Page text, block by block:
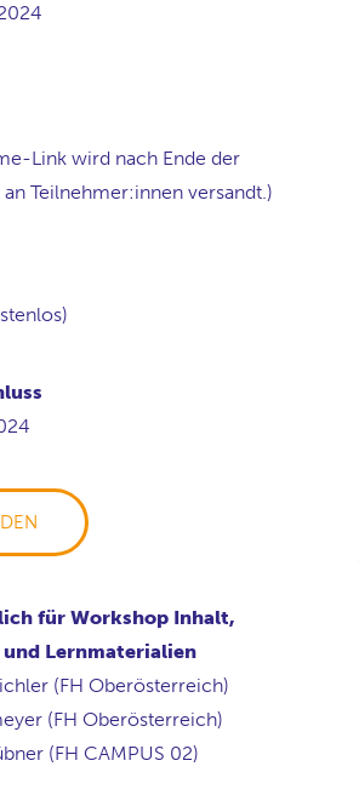
Link wird nach Ende der
Teilnehmer:innen versandt.)
für Workshop Inhalt,
Lernmaterialien
(FH Oberösterreich)
(FH Oberösterreich)
(FH CAMPUS 02)